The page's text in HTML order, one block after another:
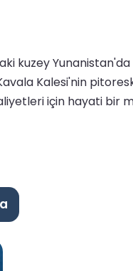
kuzey
Kalesi'nin
için hayati bir